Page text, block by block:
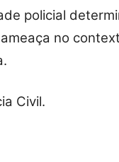
policial
no
Civil.